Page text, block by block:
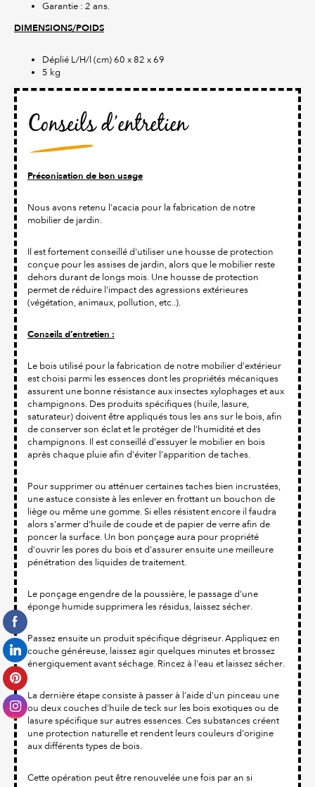
Garantie : 2 ans.
DIMENSIONS/POIDS
Déplié L/H/l (cm) 60 x 82 x 69
5 kg
Conseils d’entretien
Préconisation de bon usage
Nous avons retenu l'acacia pour la fabrication de notre
mobilier de jardin.
Il est fortement conseillé d'utiliser une housse de protection
conçue pour les assises de jardin, alors que le mobilier reste
dehors durant de longs mois. Une housse de protection
permet de réduire l'impact des agressions extérieures
(végétation, animaux, pollution, etc..).
Conseils d’entretien :
Le bois utilisé pour la fabrication de notre mobilier d’extérieur
est choisi parmi les essences dont les propriétés mécaniques
assurent une bonne résistance aux insectes xylophages et aux
champignons. Des produits spécifiques (huile, lasure,
saturateur) doivent être appliqués tous les ans sur le bois, afin
de conserver son éclat et le protéger de l’humidité et des
champignons. Il est conseillé d’essuyer le mobilier en bois
après chaque pluie afin d’éviter l’apparition de taches.
Pour supprimer ou atténuer certaines taches bien incrustées,
une astuce consiste à les enlever en frottant un bouchon de
liège ou même une gomme. Si elles résistent encore il faudra
alors s'armer d'huile de coude et de papier de verre afin de
poncer la surface. Un bon ponçage aura pour propriété
d'ouvrir les pores du bois et d'assurer ensuite une meilleure
pénétration des liquides de traitement.
Le ponçage engendre de la poussière, le passage d'une
éponge humide supprimera les résidus, laissez sécher.
Passez ensuite un produit spécifique dégriseur. Appliquez en
couche généreuse, laissez agir quelques minutes et brossez
énergiquement avant séchage. Rincez à l'eau et laissez sécher.
La dernière étape consiste à passer à l'aide d'un pinceau une
ou deux couches d'huile de teck sur les bois exotiques ou de
lasure spécifique sur autres essences. Ces substances créent
une protection naturelle et rendent leurs couleurs d'origine
aux différents types de bois.
Cette opération peut être renouvelée une fois par an si